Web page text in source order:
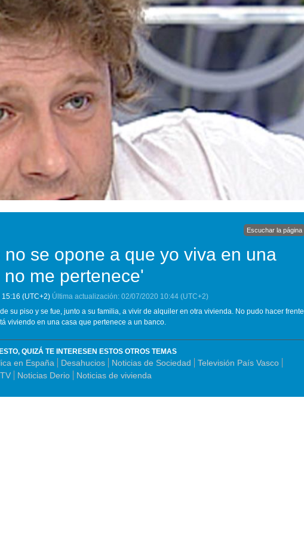
Escuchar la página
no se opone a que yo viva en una
me pertenece'
15:16 (UTC+2) Última actualización: 02/07/2020 10:44 (UTC+2)
su piso y se fue, junto a su familia, a vivir de alquiler en otra vivienda. No pudo hacer frente
viviendo en una casa que pertenece a un banco.
QUIZÁ TE INTERESEN ESTOS OTROS TEMAS
en España Desahucios Noticias de Sociedad
Televisión País Vasco
Noticias Derio Noticias de vivienda